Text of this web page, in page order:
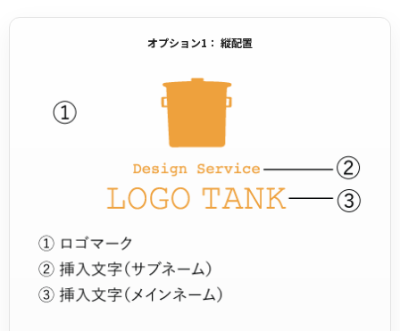
オプション1： 縦配置